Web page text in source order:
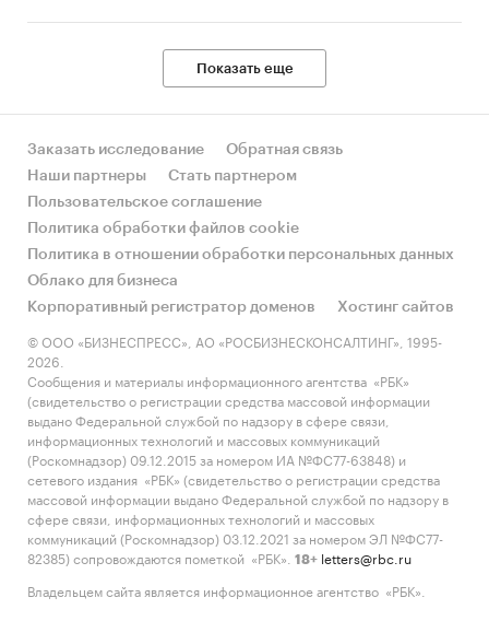
Показать еще
Заказать исследование
Обратная связь
Наши партнеры
Стать партнером
Пользовательское соглашение
Политика обработки файлов cookie
Политика в отношении обработки персональных данных
Облако для бизнеса
Корпоративный регистратор доменов
Хостинг сайтов
© ООО «БИЗНЕСПРЕСС», АО «РОСБИЗНЕСКОНСАЛТИНГ», 1995-
2026.
Сообщения и материалы информационного агентства «РБК»
(свидетельство о регистрации средства массовой информации
выдано Федеральной службой по надзору в сфере связи,
информационных технологий и массовых коммуникаций
(Роскомнадзор) 09.12.2015 за номером ИА №ФС77-63848) и
сетевого издания «РБК» (свидетельство о регистрации средства
массовой информации выдано Федеральной службой по надзору в
сфере связи, информационных технологий и массовых
коммуникаций (Роскомнадзор) 03.12.2021 за номером ЭЛ №ФС77-
82385) сопровождаются пометкой «РБК».
18+ letters@rbc.ru
Владельцем сайта является информационное агентство «РБК».